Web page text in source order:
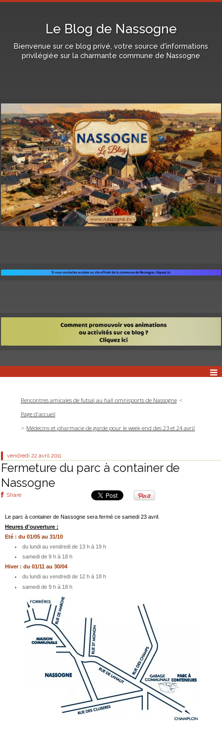
Le Blog de Nassogne
Bienvenue sur ce blog privé, votre source d'informations
privilégiée sur la charmante commune de Nassogne
Rencontres amicales de futsal au hall omnisports de Nassogne
Page d'accueil
Médecins et pharmacie de garde pour le week-end des 23 et 24 avril
vendredi 22 avril 2011
Fermeture du parc à container de
Nassogne
Share
Le parc à container de Nassogne sera fermé ce samedi 23 avril.
Heures d'ouverture :
Eté : du 01/05 au 31/10
du lundi au vendredi de 13 h à 19 h
samedi de 9 h à 18 h
Hiver : du 01/11 au 30/04
du lundi au vendredi de 12 h à 18 h
samedi de 9 h à 18 h